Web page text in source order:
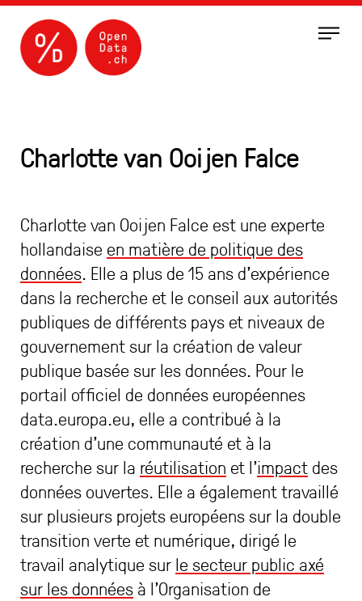
Menu
Charlotte van Ooijen Falce
Charlotte van Ooijen Falce est une experte
hollandaise en matière de politique des
données. Elle a plus de 15 ans d’expérience
dans la recherche et le conseil aux autorités
publiques de différents pays et niveaux de
gouvernement sur la création de valeur
publique basée sur les données. Pour le
portail officiel de données européennes
data.europa.eu, elle a contribué à la
création d’une communauté et à la
recherche sur la réutilisation et l’impact des
données ouvertes. Elle a également travaillé
sur plusieurs projets européens sur la double
transition verte et numérique, dirigé le
travail analytique sur le secteur public axé
sur les données à l’Organisation de